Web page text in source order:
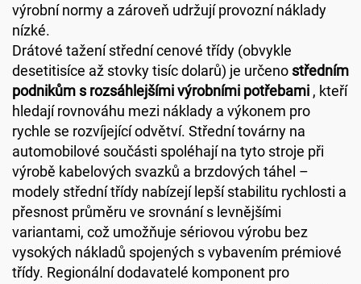
výrobní normy a zároveň udržují provozní náklady
nízké.
Drátové tažení střední cenové třídy (obvykle
desetitisíce až stovky tisíc dolarů) je určenostředním
podnikům s rozsáhlejšími výrobními potřebami , kteří
hledají rovnováhu mezi náklady a výkonem pro
rychle se rozvíjející odvětví. Střední továrny na
automobilové součásti spoléhají na tyto stroje při
výrobě kabelových svazků a brzdových táhel –
modely střední třídy nabízejí lepší stabilitu rychlosti a
přesnost průměru ve srovnání s levnějšími
variantami, což umožňuje sériovou výrobu bez
vysokých nákladů spojených s vybavením prémiové
třídy. Regionální dodavatelé komponent pro